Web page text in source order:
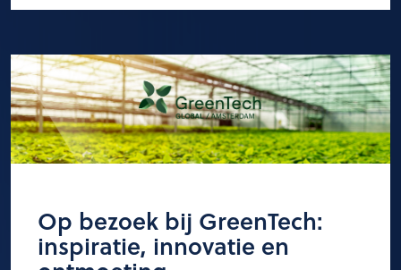
Op bezoek bij GreenTech:
inspiratie, innovatie en